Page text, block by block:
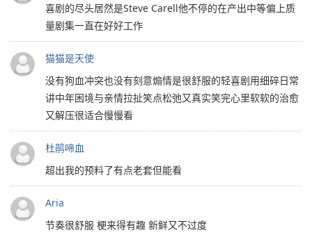
喜剧的尽头居然是Steve Carell他不停的在产出中等偏上质
量剧集一直在好好工作
猫猫是天使
没有狗血冲突也没有刻意煽情是很舒服的轻喜剧用细碎日常
讲中年困境与亲情拉扯笑点松弛又真实笑完心里软软的治愈
又解压很适合慢慢看
杜鹃啼血
超出我的预料了有点老套但能看
Aria
节奏很舒服 梗来得有趣 新鲜又不过度